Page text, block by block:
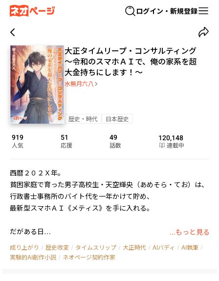
ログイン・新規登録
大正タイムリープ・コンサルティング
～令和のスマホＡＩで、俺の家系を超
大金持ちにします！～
水無月六八
歴史・時代 日本歴史
919
人気
51
応援
49
話数
120,148
連載中
西暦２０２Ｘ年。
貧困家庭で育った男子高校生・天空輝央（あめそら・てお）は、
行政書士事務所のバイト代を一年かけて貯め、
最新型スマホＡＩ《メティス》を手に入れる。
だがある日――
スマホに映った“白いノイズ”に触れた瞬間、彼は明治末期・１９
１０年の日本へタイムリープしてしまう。
...もっと見る
成り上がり / 歴史改変 / タイムスリップ / 大正時代 / AIバディ / AI執筆 /
実験的AI創作小説 / ネオページ契約作家